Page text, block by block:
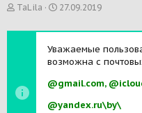
А
т
м
ы
TaLila
Д
т
н
а
а
а
27.09.2019
Уважаемые
возможна с
@gmail.com,
@yandex.ru\by\